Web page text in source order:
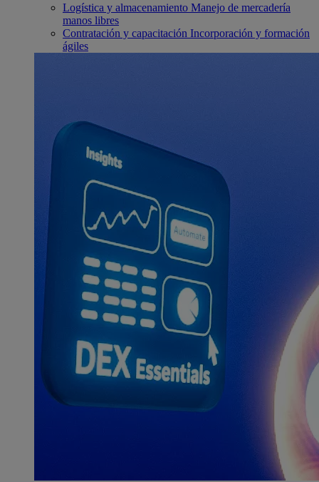
Logística y almacenamiento Manejo de mercadería
manos libres
Contratación y capacitación Incorporación y formación
ágiles